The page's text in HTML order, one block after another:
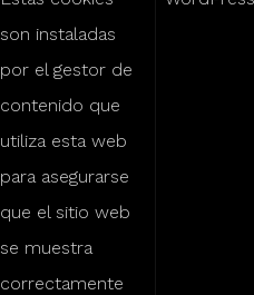
son instaladas
por el gestor de
contenido que
utiliza esta web
para asegurarse
que el sitio web
se muestra
correctamente